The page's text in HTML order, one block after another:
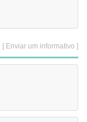
[ Enviar um informativo ]